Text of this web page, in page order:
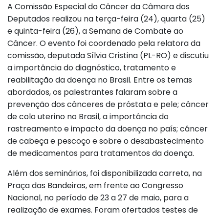
A Comissão Especial do Câncer da Câmara dos
Deputados realizou na terça-feira (24), quarta (25)
e quinta-feira (26), a Semana de Combate ao
Câncer. O evento foi coordenado pela relatora da
comissão, deputada Sílvia Cristina (PL-RO) e discutiu
a importância do diagnóstico, tratamento e
reabilitação da doença no Brasil. Entre os temas
abordados, os palestrantes falaram sobre a
prevenção dos cânceres de próstata e pele; câncer
de colo uterino no Brasil, a importância do
rastreamento e impacto da doença no país; câncer
de cabeça e pescoço e sobre o desabastecimento
de medicamentos para tratamentos da doença.
Além dos seminários, foi disponibilizada carreta, na
Praça das Bandeiras, em frente ao Congresso
Nacional, no período de 23 a 27 de maio, para a
realização de exames. Foram ofertados testes de